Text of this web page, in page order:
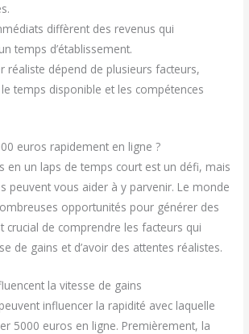
diffèrent des revenus qui
temps d’établissement.
réaliste dépend de plusieurs facteurs,
temps disponible et les compétences
euros rapidement en ligne ?
en un laps de temps court est un défi, mais
peuvent vous aider à y parvenir. Le monde
opportunités pour générer des
crucial de comprendre les facteurs qui
de gains et d’avoir des attentes réalistes.
la vitesse de gains
influencer la rapidité avec laquelle
5000 euros en ligne. Premièrement, la